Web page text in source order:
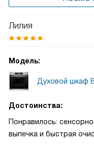
Лилия
Модель:
Духовой шкаф
Достоинства:
Понравилось:
выпечка и быстрая